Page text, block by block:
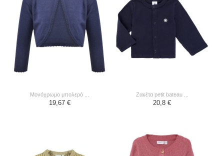
μονόχρωμο μπολερό ...
19,67 €
ζακέτα petit bateau ...
20,8 €